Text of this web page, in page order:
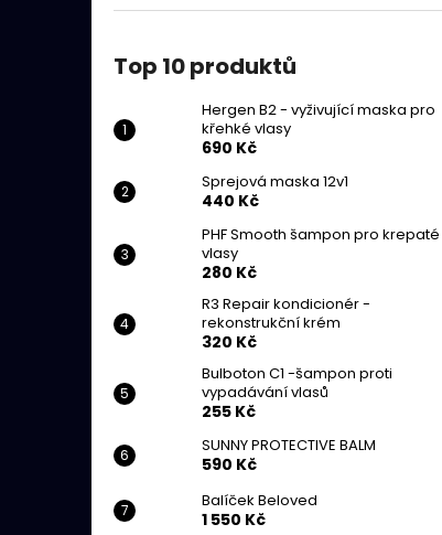
Top 10 produktů
Hergen B2 - vyživující maska pro
křehké vlasy
690 Kč
Sprejová maska 12v1
440 Kč
PHF Smooth šampon pro krepaté
vlasy
280 Kč
R3 Repair kondicionér -
rekonstrukční krém
320 Kč
Bulboton C1 -šampon proti
vypadávání vlasů
255 Kč
SUNNY PROTECTIVE BALM
590 Kč
Balíček Beloved
1 550 Kč